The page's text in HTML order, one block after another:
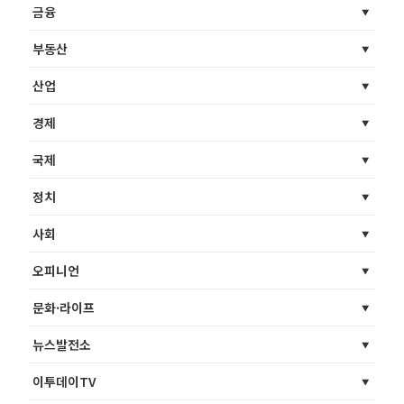
금융
부동산
산업
경제
국제
정치
사회
오피니언
문화·라이프
뉴스발전소
이투데이TV